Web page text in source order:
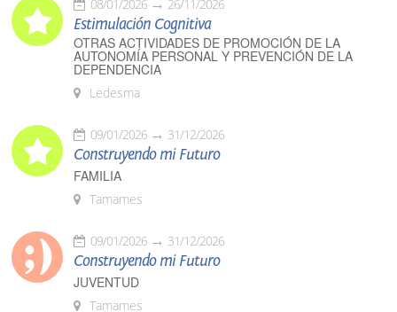
08/01/2026 26/11/2026
Estimulación Cognitiva
OTRAS ACTIVIDADES DE PROMOCIÓN DE LA
AUTONOMÍA PERSONAL Y PREVENCIÓN DE LA
DEPENDENCIA
Ledesma
09/01/2026 31/12/2026
Construyendo mi Futuro
FAMILIA
Tamames
09/01/2026 31/12/2026
Construyendo mi Futuro
JUVENTUD
Tamames